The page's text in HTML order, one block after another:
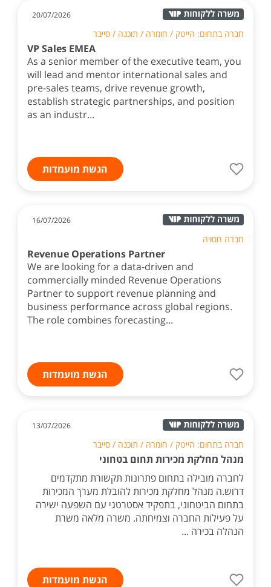
20/07/2026
חברה בתחום: הייטק / חומרה / תוכנה / סייבר
VP Sales EMEA
As a senior member of the executive team, you
will lead and mentor international sales and
pre-sales teams, drive revenue growth,
establish strategic partnerships, and position
as an industr...
הגשת מועמדות
16/07/2026
חברה חסויה
Revenue Operations Partner
We are looking for a data-driven and
commercially minded Revenue Operations
Partner to support revenue planning and
business performance across global regions.
The role combines forecasting...
הגשת מועמדות
13/07/2026
חברה בתחום: הייטק / חומרה / תוכנה / סייבר
מנהל מחלקת מכירות תחום בטחוני
לחברה מובילה בתחום פתרונות תקשורת מתקדמים
דרוש.ה מנהל מחלקת מכירות להובלת מערך המכירות
בתחום הביטחוני, בתפקיד אסטרטגי עם השפעה ישירה
על פעילות החברה וצמיחתה. משרה מלאה משרת
הנהלה בכירה ...
הגשת מועמדות